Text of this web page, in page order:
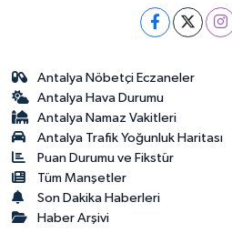
Antalya Nöbetçi Eczaneler
Antalya Hava Durumu
Antalya Namaz Vakitleri
Antalya Trafik Yoğunluk Haritası
Puan Durumu ve Fikstür
Tüm Manşetler
Son Dakika Haberleri
Haber Arşivi